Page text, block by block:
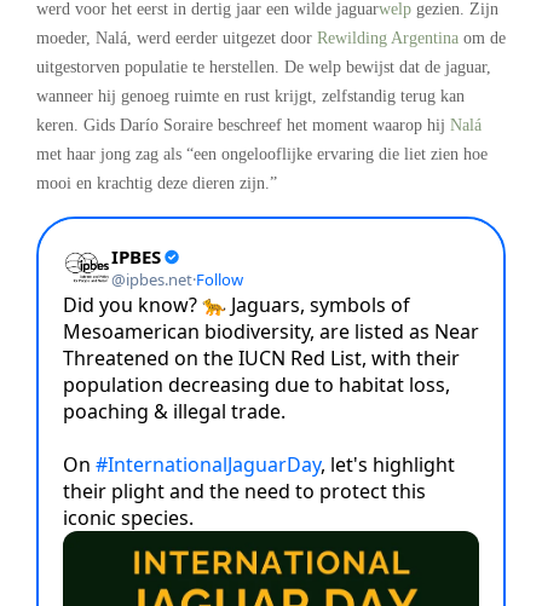
werd voor het eerst in dertig jaar een wilde jaguarwelp gezien. Zijn
moeder, Nalá, werd eerder uitgezet door Rewilding Argentina om de
uitgestorven populatie te herstellen. De welp bewijst dat de jaguar,
wanneer hij genoeg ruimte en rust krijgt, zelfstandig terug kan
keren. Gids Darío Soraire beschreef het moment waarop hij Nalá
met haar jong zag als “een ongelooflijke ervaring die liet zien hoe
mooi en krachtig deze dieren zijn.”